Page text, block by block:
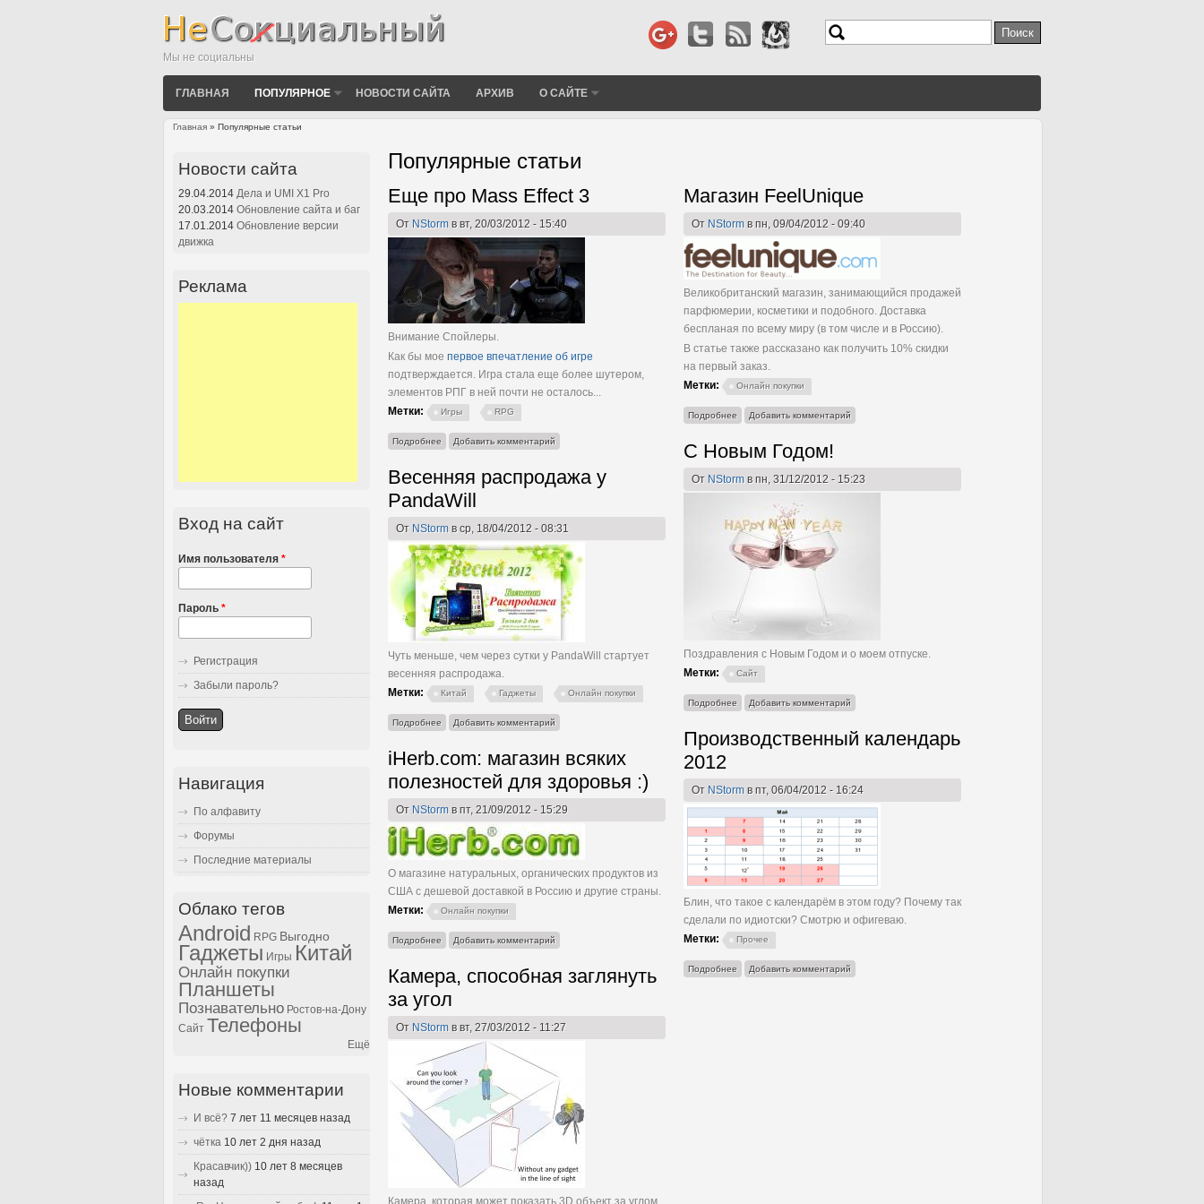
Мы не социальны
Поиск
ГЛАВНАЯ ПОПУЛЯРНОЕ НОВОСТИ САЙТА АРХИВ О САЙТЕ
Главная » Популярные статьи
Популярные статьи
Еще про Mass Effect 3
От NStorm в вт, 20/03/2012 - 15:40
Внимание Спойлеры.
Как бы мое первое впечатление об игре
подтверждается. Игра стала еще более шутером,
элементов РПГ в ней почти не осталось...
Метки:
Игры RPG
Подробнее о Еще про Mass Effect 3
Добавить комментарий
Магазин FeelUnique
От NStorm в пн, 09/04/2012 - 09:40
Великобританский магазин, занимающийся продажей
парфюмерии, косметики и подобного. Доставка
беспланая по всему миру (в том числе и в Россию).
В статье также рассказано как получить 10% скидки
на первый заказ.
Метки:
Онлайн покупки
Подробнее о Магазин FeelUnique
Добавить комментарий
С Новым Годом!
От NStorm в пн, 31/12/2012 - 15:23
Поздравления с Новым Годом и о моем отпуске.
Метки:
Сайт
Подробнее о С Новым Годом!
Добавить комментарий
Весенняя распродажа у
PandaWill
От NStorm в ср, 18/04/2012 - 08:31
Чуть меньше, чем через сутки у PandaWill стартует
весенняя распродажа.
Метки:
Китай Гаджеты Онлайн покупки
Подробнее о Весенняя распродажа у PandaWill
Добавить комментарий
Производственный календарь
2012
От NStorm в пт, 06/04/2012 - 16:24
Блин, что такое с календарём в этом году? Почему так
сделали по идиотски? Смотрю и офигеваю.
Метки:
Прочее
Подробнее о Производственный календарь 2012
Добавить комментарий
iHerb.com: магазин всяких
полезностей для здоровья :)
От NStorm в пт, 21/09/2012 - 15:29
О магазине натуральных, органических продуктов из
США с дешевой доставкой в Россию и другие страны.
Метки:
Онлайн покупки
Подробнее о iHerb.com: магазин всяких полезностей для
Добавить комментарий
Камера, способная заглянуть
за угол
От NStorm в вт, 27/03/2012 - 11:27
Камера, которая может показать 3D объект за углом
Страницы
Новости сайта
29.04.2014 Дела и UMI X1 Pro
20.03.2014 Обновление сайта и баг
17.01.2014 Обновление версии
движка
Реклама
Вход на сайт
Имя пользователя *
Пароль *
Регистрация
Забыли пароль?
Навигация
По алфавиту
Форумы
Последние материалы
Облако тегов
Android RPG Выгодно
Гаджеты Игры Китай
Онлайн покупки
Планшеты
Познавательно Ростов-на-Дону
Сайт Телефоны
Ещё
Новые комментарии
И всё? 7 лет 11 месяцев назад
чётка 10 лет 2 дня назад
Красавчик)) 10 лет 8 месяцев
назад